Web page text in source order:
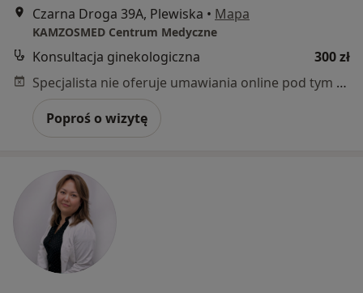
Czarna Droga 39A, Plewiska • Mapa
KAMZOSMED Centrum Medyczne
Konsultacja ginekologiczna
300 zł
Specjalista nie oferuje umawiania online pod tym adresem.
Poproś o wizytę